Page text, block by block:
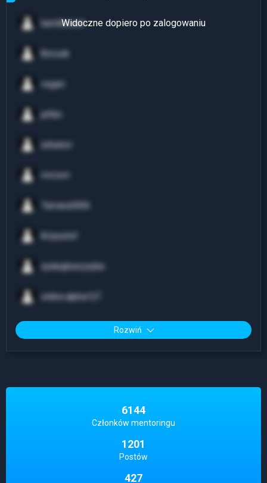
kamillowad
Borucik
vegarr
jefkin
sirbaton
Tamara3456
Krzysztof
zyskujbezryzyka
online.alpha127
Rozwiń
6144
Członków mentoringu
1201
Postów
427